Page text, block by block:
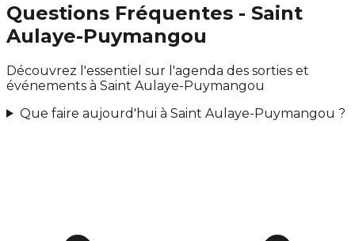
Questions Fréquentes - Saint
Aulaye-Puymangou
Découvrez l'essentiel sur l'agenda des sorties et
événements à Saint Aulaye-Puymangou
Que faire aujourd'hui à Saint Aulaye-Puymangou ?